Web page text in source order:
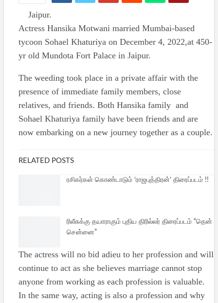
Jaipur.
Actress Hansika Motwani married Mumbai-based
tycoon Sohael Khaturiya on December 4, 2022,at 450-
yr old Mundota Fort Palace in Jaipur.
The weeding took place in a private affair with the
presence of immediate family members, close
relatives, and friends. Both Hansika family and
Sohael Khaturiya family have been friends and are
now embarking on a new journey together as a couple.
RELATED POSTS
ரசிகர்கள் கொண்டாடும் ‘ராஜபுத்திரன்’ திரைப்படம் !!
ரிலீசுக்கு தயாராகும் புதிய திரில்லர் திரைப்படம் “தென்
சென்னை”
The actress will no bid adieu to her profession and will
continue to act as she believes marriage cannot stop
anyone from working as each profession is valuable.
In the same way, acting is also a profession and why